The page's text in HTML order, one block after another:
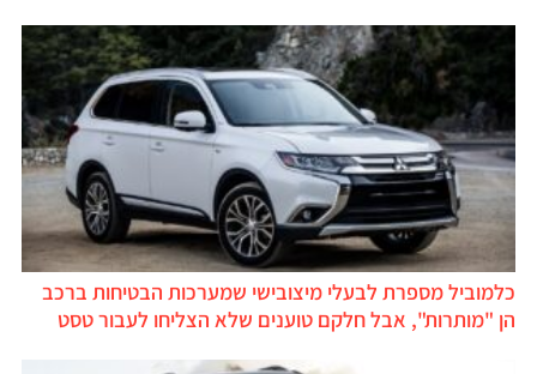
כלמוביל מספרת לבעלי מיצובישי שמערכות הבטיחות ברכב
הן "מותרות", אבל חלקם טוענים שלא הצליחו לעבור טסט